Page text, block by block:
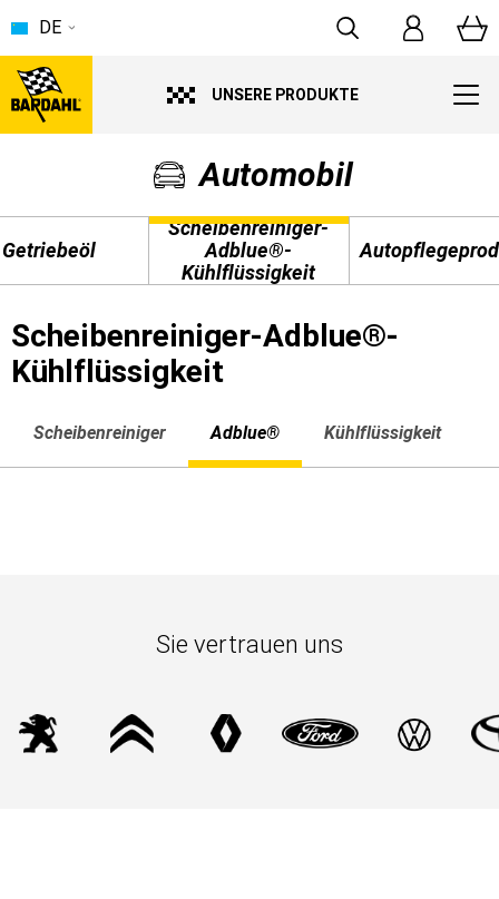
UNSERE PRODUKTE
DE
Automobil
Getriebeöl
Scheibenreiniger-
Adblue®-
Kühlflüssigkeit
Scheibenreiniger-Adblue®-
Kühlflüssigkeit
Scheibenreiniger Adblue® Kühlflüssigkeit
Sie vertrauen uns